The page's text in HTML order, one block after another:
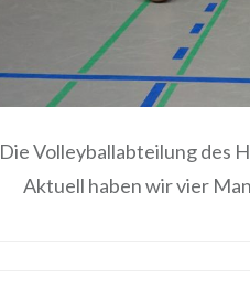
Die Volleyballabteilung des
Aktuell haben wir vier